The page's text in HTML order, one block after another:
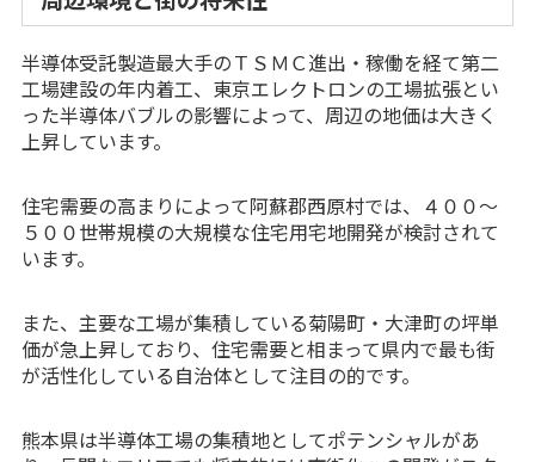
半導体受託製造最大手のＴＳＭＣ進出・稼働を経て第二
工場建設の年内着工、東京エレクトロンの工場拡張とい
った半導体バブルの影響によって、周辺の地価は大きく
上昇しています。
住宅需要の高まりによって阿蘇郡西原村では、４００～
５００世帯規模の大規模な住宅用宅地開発が検討されて
います。
また、主要な工場が集積している菊陽町・大津町の坪単
価が急上昇しており、住宅需要と相まって県内で最も街
が活性化している自治体として注目の的です。
熊本県は半導体工場の集積地としてポテンシャルがあ